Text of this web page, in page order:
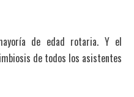
de edad rotaria. Y el
de todos los asistentes